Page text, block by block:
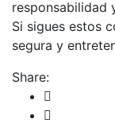
responsabilidad
Si sigues estos
segura y
Share: